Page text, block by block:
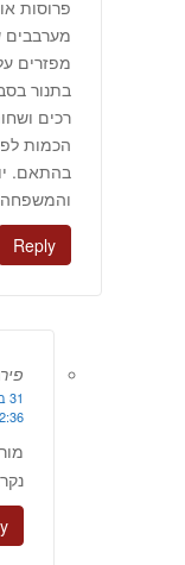
פרוסות
מערבבים
מפזרים
בתנור
רכים
הכמות
בהתאם.
Reply